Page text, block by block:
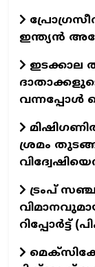
ഇന്ത്യൻ
ഇടക്കാല
വന്നപ്പോൾ
ശ്രമം
ട്രംപ്
റിപ്പോർട്ട്